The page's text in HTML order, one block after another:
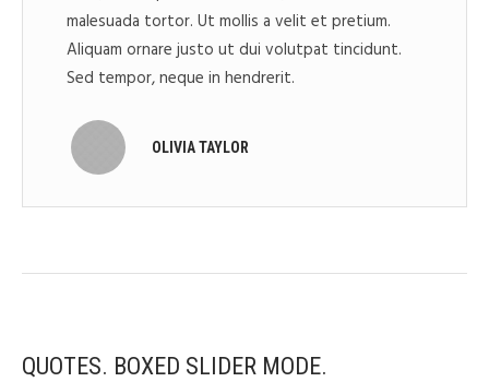
malesuada tortor. Ut mollis a velit et pretium.
Aliquam ornare justo ut dui volutpat tincidunt.
Sed tempor, neque in hendrerit.
OLIVIA TAYLOR
QUOTES. BOXED SLIDER MODE.